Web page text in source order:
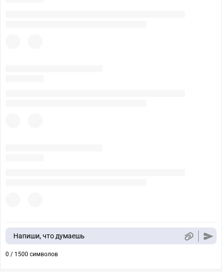
Напиши, что думаешь
0 / 1500 символов